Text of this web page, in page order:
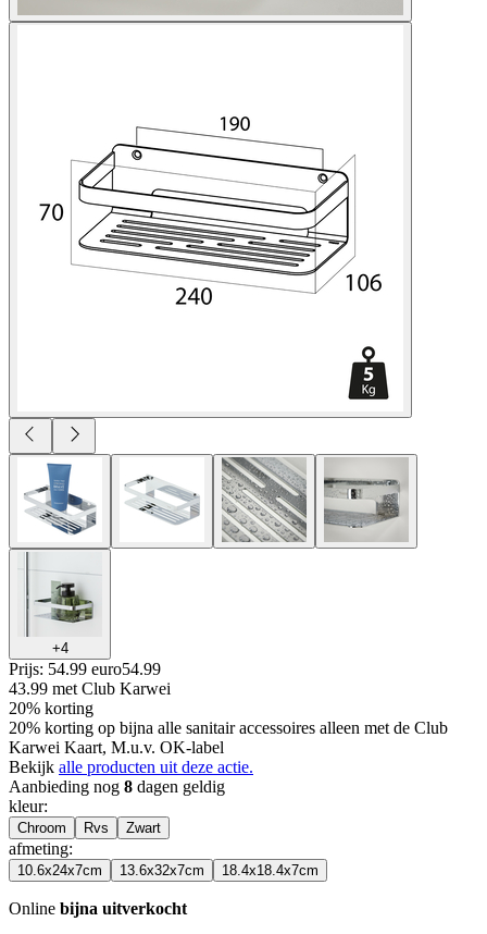
+4
Prijs: 54.99 euro54.99
43.99 met Club Karwei
20% korting
20% korting op bijna alle sanitair accessoires alleen met de Club
Karwei Kaart, M.u.v. OK-label
Bekijk alle producten uit deze actie.
Aanbieding nog 8 dagen geldig
kleur:
Chroom Rvs Zwart
afmeting:
10.6x24x7cm 13.6x32x7cm 18.4x18.4x7cm
Online bijna uitverkocht